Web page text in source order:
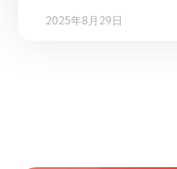
2025年8月29日